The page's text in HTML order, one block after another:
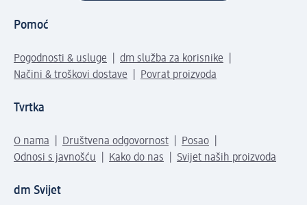
Pomoć
Pogodnosti & usluge
dm služba za korisnike
Načini & troškovi dostave
Povrat proizvoda
Tvrtka
O nama Društvena odgovornost
Posao
Odnosi s javnošću
Kako do nas Svijet naših proizvoda
dm Svijet